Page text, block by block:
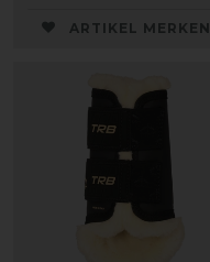
ARTIKEL MERKEN